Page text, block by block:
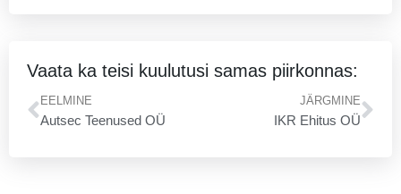
Vaata ka teisi kuulutusi samas piirkonnas:
Prev
EELMINE
Autsec Teenused OÜ
JÄRGMINE
IKR Ehitus OÜ